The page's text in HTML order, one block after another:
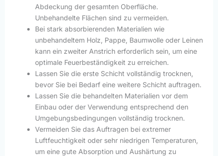
Abdeckung der gesamten Oberfläche.
Unbehandelte Flächen sind zu vermeiden.
Bei stark absorbierenden Materialien wie
unbehandeltem Holz, Pappe, Baumwolle oder Leinen
kann ein zweiter Anstrich erforderlich sein, um eine
optimale Feuerbeständigkeit zu erreichen.
Lassen Sie die erste Schicht vollständig trocknen,
bevor Sie bei Bedarf eine weitere Schicht auftragen.
Lassen Sie die behandelten Materialien vor dem
Einbau oder der Verwendung entsprechend den
Umgebungsbedingungen vollständig trocknen.
Vermeiden Sie das Auftragen bei extremer
Luftfeuchtigkeit oder sehr niedrigen Temperaturen,
um eine gute Absorption und Aushärtung zu